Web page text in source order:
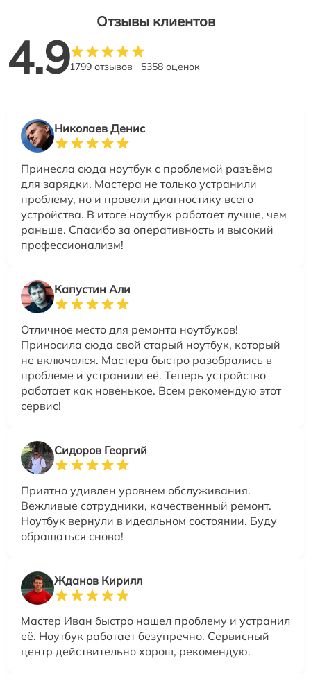
Отзывы клиентов
4.91799 отзывов 5358 оценок
Николаев Денис
Принесла сюда ноутбук с проблемой разъёма
для зарядки. Мастера не только устранили
проблему, но и провели диагностику всего
устройства. В итоге ноутбук работает лучше, чем
раньше. Спасибо за оперативность и высокий
профессионализм!
Капустин Али
Отличное место для ремонта ноутбуков!
Приносила сюда свой старый ноутбук, который
не включался. Мастера быстро разобрались в
проблеме и устранили её. Теперь устройство
работает как новенькое. Всем рекомендую этот
сервис!
Сидоров Георгий
Приятно удивлен уровнем обслуживания.
Вежливые сотрудники, качественный ремонт.
Ноутбук вернули в идеальном состоянии. Буду
обращаться снова!
Жданов Кирилл
Мастер Иван быстро нашел проблему и устранил
её. Ноутбук работает безупречно. Сервисный
центр действительно хорош, рекомендую.